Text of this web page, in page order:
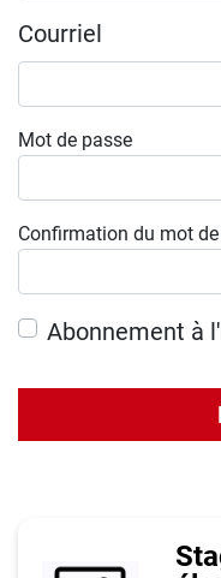
Courriel
Mot de passe
Confirmation du mot
Abonnement à